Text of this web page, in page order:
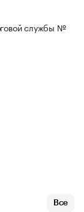
службы №
Все